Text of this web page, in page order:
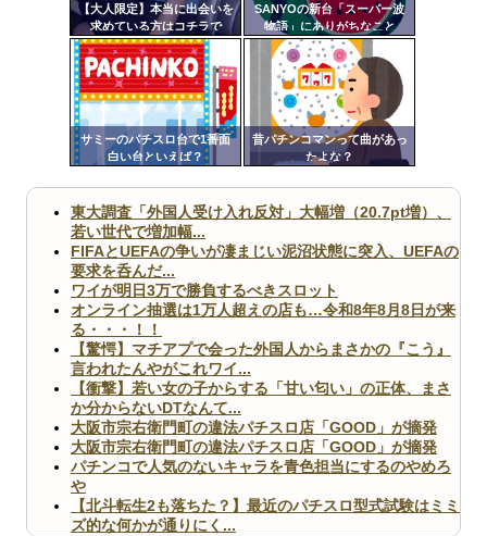
Powered by livedoor 相互RSS
【大人限定】本当に出会いを
求めている方はコチラで
す！！
SANYOの新台「スーパー波
物語」にありがちなこと
サミーのパチスロ台で1番面
白い台といえば？
昔パチンコマンって曲があっ
たよな？
- 固
定リ
ンク
自動
更新
ツー
東大調査「外国人受け入れ反対」大幅増（20.7pt増）、
若い世代で増加幅...
FIFAとUEFAの争いが凄まじい泥沼状態に突入、UEFAの
要求を呑んだ...
ワイが明日3万で勝負するべきスロット
オンライン抽選は1万人超えの店も…令和8年8月8日が来
る・・・！！
【驚愕】マチアプで会った外国人からまさかの『こう』
言われたんやがこれワイ...
【衝撃】若い女の子からする「甘い匂い」の正体、まさ
か分からないDTなんて...
大阪市宗右衛門町の違法パチスロ店「GOOD」が摘発
大阪市宗右衛門町の違法パチスロ店「GOOD」が摘発
パチンコで人気のないキャラを青色担当にするのやめろ
や
【北斗転生2も落ちた？】最近のパチスロ型式試験はミミ
ズ的な何かが通りにく...